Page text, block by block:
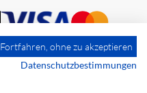
Fortfahren, ohne zu akzeptieren
Datenschutzbestimmungen